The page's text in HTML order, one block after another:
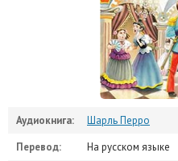
Аудиокнига:
Шарль Перро
Перевод:
На русском языке